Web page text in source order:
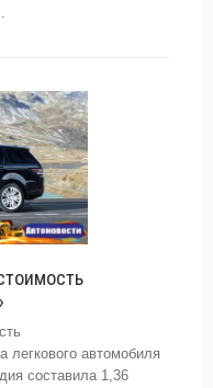
легкового автомобиля
составила 1,36